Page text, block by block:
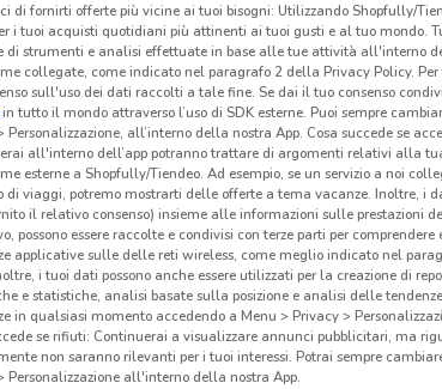
di fornirti offerte più vicine ai tuoi bisogni: Utilizzando Shopfully/
i tuoi acquisti quotidiani più attinenti ai tuoi gusti e al tuo mondo.
di strumenti e analisi effettuate in base alle tue attività all'interno
collegate, come indicato nel paragrafo 2 della Privacy Policy.
sull'uso dei dati raccolti a tale fine. Se dai il tuo consenso
in tutto il mondo attraverso l’uso di SDK esterne. Puoi sempre
Personalizzazione, all’interno della nostra App. Cosa succede se
all'interno dell’app potranno trattare di argomenti relativi alla
esterne a Shopfully/Tiendeo. Ad esempio, se un servizio a noi
di viaggi, potremo mostrarti delle offerte a tema vacanze. Inoltre, i
il relativo consenso) insieme alle informazioni sulle prestazioni
possono essere raccolte e condivisi con terze parti per
applicative sulle delle reti wireless, come meglio indicato nel
i tuoi dati possono anche essere utilizzati per la creazione di
e statistiche, analisi basate sulla posizione e analisi delle
in qualsiasi momento accedendo a Menu > Privacy >
se rifiuti: Continuerai a visualizzare annunci pubblicitari, ma
non saranno rilevanti per i tuoi interessi. Potrai sempre
Personalizzazione all'interno della nostra App.